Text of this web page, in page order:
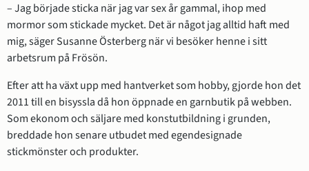
– Jag började sticka när jag var sex år gammal, ihop med
mormor som stickade mycket. Det är något jag alltid haft med
mig, säger Susanne Österberg när vi besöker henne i sitt
arbetsrum på Frösön.
Efter att ha växt upp med hantverket som hobby, gjorde hon det
2011 till en bisyssla då hon öppnade en garnbutik på webben.
Som ekonom och säljare med konstutbildning i grunden,
breddade hon senare utbudet med egendesignade
stickmönster och produkter.